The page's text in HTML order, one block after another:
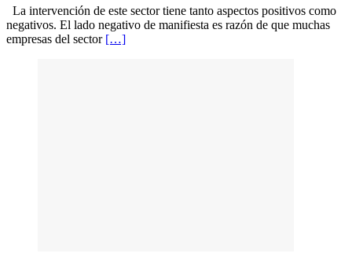
La intervención de este sector tiene tanto aspectos positivos como
negativos. El lado negativo de manifiesta es razón de que muchas
empresas del sector […]